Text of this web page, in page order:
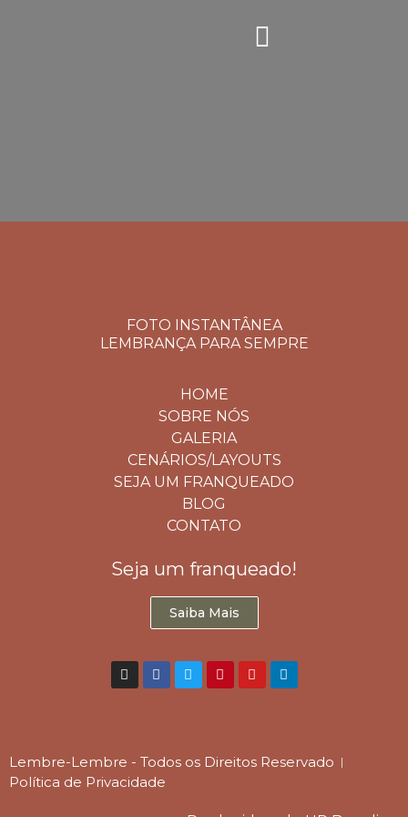
FOTO INSTANTÂNEA
LEMBRANÇA PARA SEMPRE
HOME
SOBRE NÓS
GALERIA
CENÁRIOS/LAYOUTS
SEJA UM FRANQUEADO
BLOG
CONTATO
Seja um franqueado!
Saiba Mais
Lembre-Lembre - Todos os Direitos Reservado
Política de Privacidade